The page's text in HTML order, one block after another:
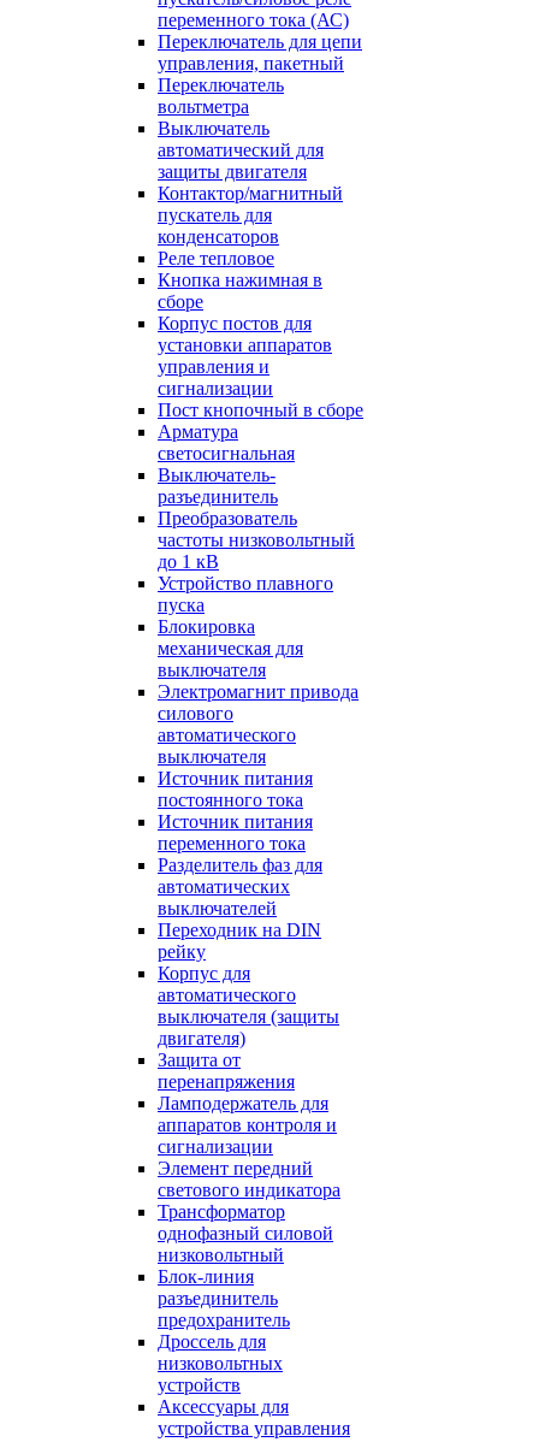
переменного тока (АС)
Переключатель для цепи
управления, пакетный
Переключатель
вольтметра
Выключатель
автоматический для
защиты двигателя
Контактор/магнитный
пускатель для
конденсаторов
Реле тепловое
Кнопка нажимная в
сборе
Корпус постов для
установки аппаратов
управления и
сигнализации
Пост кнопочный в сборе
Арматура
светосигнальная
Выключатель-
разъединитель
Преобразователь
частоты низковольтный
до 1 кВ
Устройство плавного
пуска
Блокировка
механическая для
выключателя
Электромагнит привода
силового
автоматического
выключателя
Источник питания
постоянного тока
Источник питания
переменного тока
Разделитель фаз для
автоматических
выключателей
Переходник на DIN
рейку
Корпус для
автоматического
выключателя (защиты
двигателя)
Защита от
перенапряжения
Ламподержатель для
аппаратов контроля и
сигнализации
Элемент передний
светового индикатора
Трансформатор
однофазный силовой
низковольтный
Блок-линия
разъединитель
предохранитель
Дроссель для
низковольтных
устройств
Аксессуары для
устройства управления